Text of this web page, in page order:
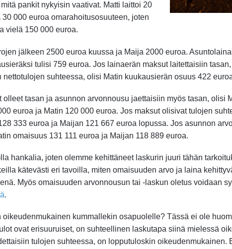
pankit nykyisin vaativat. Matti laittoi 20
000 euroa omarahoitusosuuteen, joten
vielä 150 000 euroa.
jälkeen 2500 euroa kuussa ja Maija 2000 euroa.
tulisi 759 euroa. Jos lainaerän maksut laitettaisiin
nettotulojen suhteessa, olisi Matin kuukausierän osuus 422
olleet tasan ja asunnon arvonnousu jaettaisiin myös tasan, olisi
euroa ja Matin 120 000 euroa. Jos maksut olisivat tulojen
333 euroa ja Maijan 121 667 euroa lopussa. Jos asunnon
omaisuus 131 111 euroa ja Maijan 118 889 euroa.
hankalia, joten olemme kehittäneet laskurin juuri tähän
kätevästi eri tavoilla, miten omaisuuden arvo ja laina
Myös omaisuuden arvonnousun tai -laskun oletus voidaan
.
oikeudenmukainen kummallekin osapuolelle? Tässä ei ole
ovat erisuuruiset, on suhteellinen laskutapa siinä mielessä
tulojen suhteessa, on lopputuloskin oikeudenmukainen.